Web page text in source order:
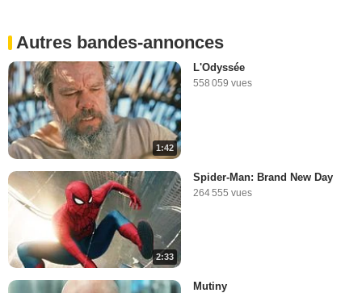
Autres bandes-annonces
1:42
L'Odyssée
558 059 vues
2:33
Spider-Man: Brand New Day
264 555 vues
Mutiny